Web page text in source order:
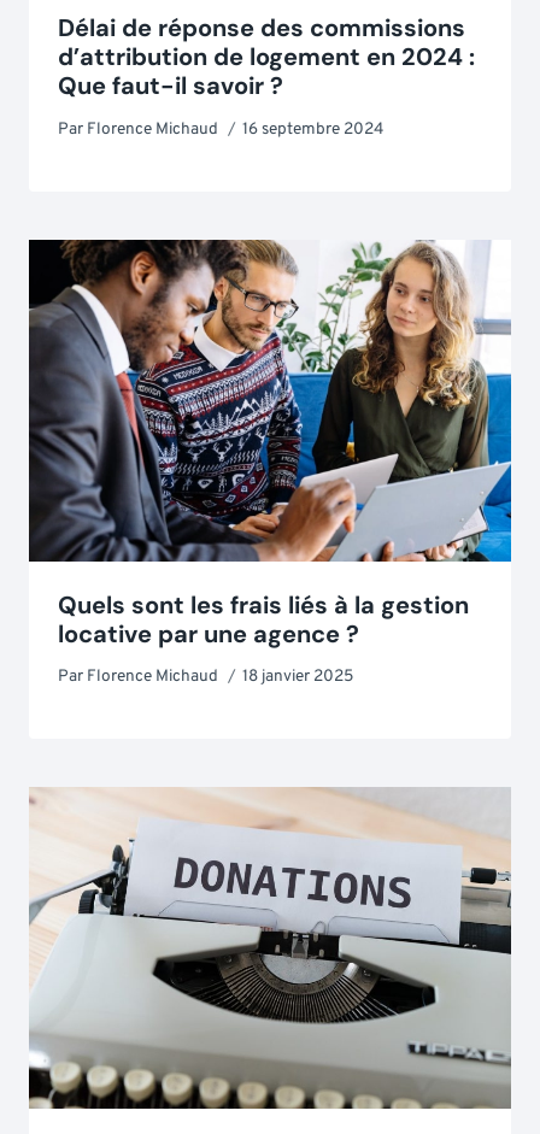
Délai de réponse des commissions
d’attribution de logement en 2024 :
Que faut-il savoir ?
Par Florence Michaud 16 septembre 2024
Quels sont les frais liés à la gestion
locative par une agence ?
Par Florence Michaud 18 janvier 2025